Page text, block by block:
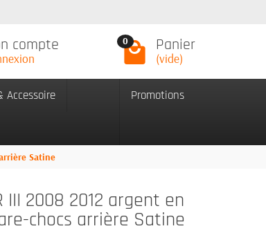
compte 0 Panier
(vide)
Accessoire Promotions
Satine
III 2008 2012 argent en
chocs arrière Satine